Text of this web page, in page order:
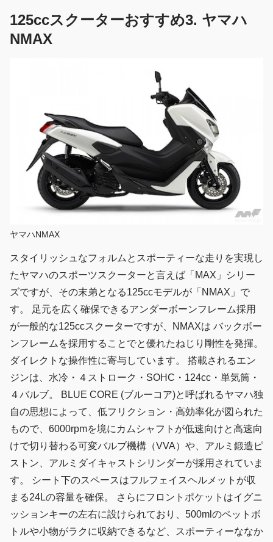
125ccスクーターおすすめ3. ヤマハ
NMAX
ヤマハNMAX
スタイリッシュなフォルムとスポーティーな走りを実現し
たヤマハのスポーツスクーターと言えば「MAX」シリー
ズですが、その末弟となる125ccモデルが「NMAX」で
す。 足元を広く確保できるアンダーボーンフレーム採用
が一般的な125ccスクーターですが、NMAXは バックボー
ンフレームを採用することでと優れたねじり剛性を発揮。
ダイレクトな操作性に寄与しています。 搭載されるエン
ジンは、水冷・４ストローク・SOHC・124cc・単気筒・
４バルブ。 BLUE CORE (ブルーコア)と呼ばれるヤマハ独
自の思想によって、低フリクション・高効率化が図られた
もので、6000rpmを境にカムシャフトが低速向けと高速向
けで切り替わる可変バルブ機構（VVA）や、アルミ鍛造ピ
ストン、アルミダイキャストシリンダーが採用されていま
す。 シート下のスペースはフルフェイスヘルメットが収
まる24Lの容量を確保。 さらにフロントポケットはイグニ
ッションキーの左右に設けられており、500mlのペットボ
トルや小物がラクに収納できるなど、スポーティーななか